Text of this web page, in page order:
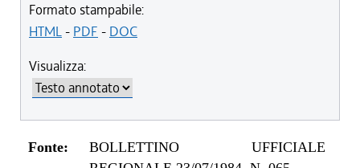
Formato stampabile:
HTML- PDF - DOC
Visualizza:
Fonte:
BOLLETTINO UFFICIALE